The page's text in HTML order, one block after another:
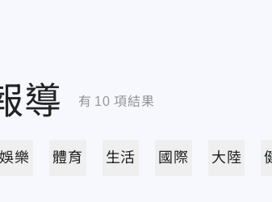
導 有 10 項結果
娛樂 體育 生活 國際 大陸